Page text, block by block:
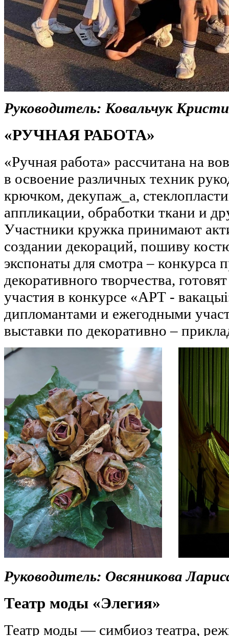
Руководитель: Ковальчук
«РУЧНАЯ РАБОТА»
«Ручная работа» рассчитана на
в освоение различных техник
крючком, декупаж_а,
аппликации, обработки ткани и
Участники кружка принимают
создании декораций, пошиву
экспонаты для смотра – конкурса
декоративного творчества,
участия в конкурсе «АРТ -
дипломантами и ежегодными
выставки по декоративно –
Руководитель: Овсяникова
Театр моды «Элегия»
Театр моды — симбиоз театра,